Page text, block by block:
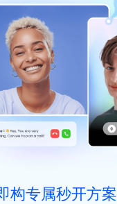
构专属秒开方案